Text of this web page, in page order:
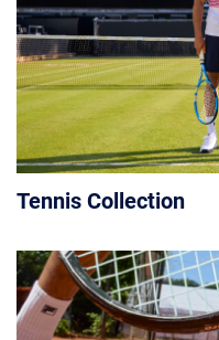
Tennis Collection